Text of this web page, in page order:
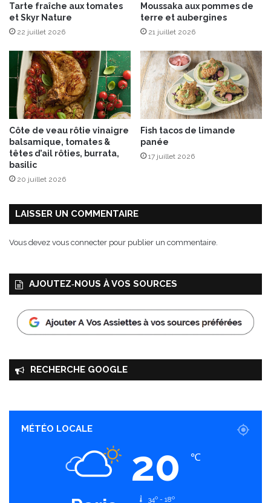
Tarte fraîche aux tomates
et Skyr Nature
22 juillet 2026
Moussaka aux pommes de
terre et aubergines
21 juillet 2026
Côte de veau rôtie vinaigre
balsamique, tomates &
têtes d’ail rôties, burrata,
basilic
20 juillet 2026
Fish tacos de limande
panée
17 juillet 2026
LAISSER UN COMMENTAIRE
Vous devez vous connecter pour publier un commentaire.
AJOUTEZ‑NOUS À VOS SOURCES
RECHERCHE GOOGLE
MÉTÉO LOCALE
20 ℃
34º - 18º